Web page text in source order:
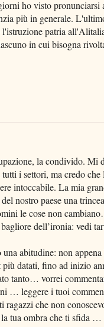
ho visto
più in generale.
patria
in cui bisogna
la condivido. Mi
i settori, ma credo
intoccabile. La mia
nostro paese una
le cose non
dell’ironia: vedi
una abitudine: non
datati, fino ad inizio
tanto… vorrei
… leggere i tuoi
ragazzi che non
tua ombra che ti sfida